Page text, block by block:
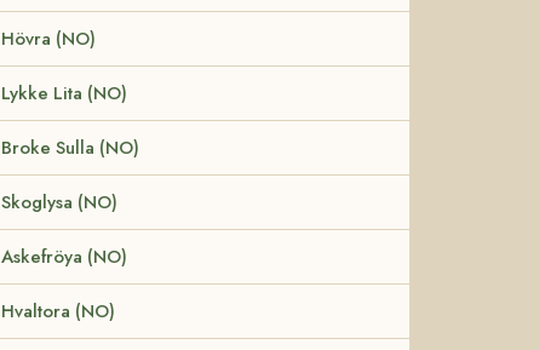
Hövra (NO)
Lykke Lita (NO)
Broke Sulla (NO)
Skoglysa (NO)
Askefröya (NO)
Hvaltora (NO)